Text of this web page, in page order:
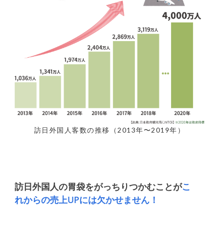
訪日外国人客数の推移（2013年〜2019年）
訪日外国人の胃袋をがっちりつかむことがこ
れからの売上UPには欠かせません！